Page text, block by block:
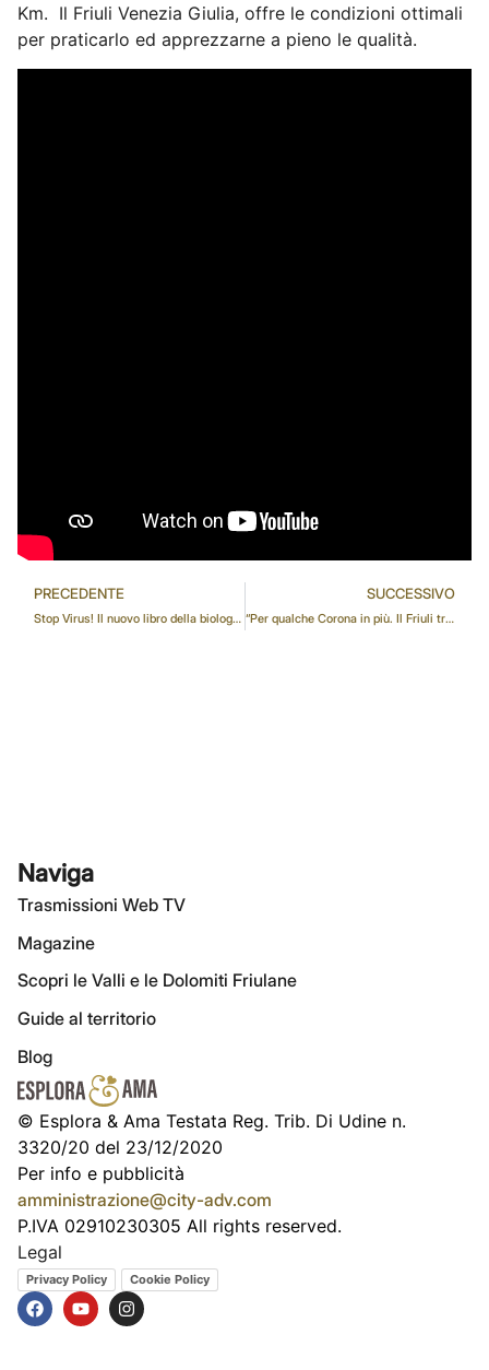
Km. Il Friuli Venezia Giulia, offre le condizioni ottimali
per praticarlo ed apprezzarne a pieno le qualità.
PRECEDENTE
Stop Virus! Il nuovo libro della biologa nutrizionista Marta Ciani e della giornalista Irene Giurovich
SUCCESSIVO
“Per qualche Corona in più. Il Friuli tra rivolte contadine e invasioni turche”
Naviga
Trasmissioni Web TV
Magazine
Scopri le Valli e le Dolomiti Friulane
Guide al territorio
Blog
© Esplora & Ama Testata Reg. Trib. Di Udine n.
3320/20 del 23/12/2020
Per info e pubblicità
amministrazione@city-adv.com
P.IVA 02910230305 All rights reserved.
Legal
Privacy Policy Cookie Policy